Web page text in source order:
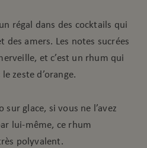
régal dans des cocktails qui
des amers. Les notes sucrées
et c’est un rhum qui
zeste d’orange.
sur glace, si vous ne l’avez
lui-même, ce rhum
polyvalent.